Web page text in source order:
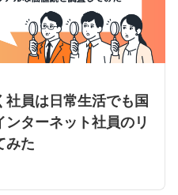
社員は日常生活でも国
ターネット社員のリ
みた